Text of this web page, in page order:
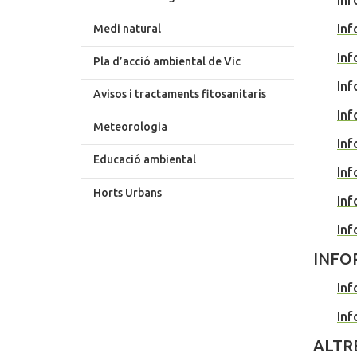
Medi natural
Pla d’acció ambiental de Vic
Avisos i tractaments fitosanitaris
Meteorologia
Educació ambiental
Horts Urbans